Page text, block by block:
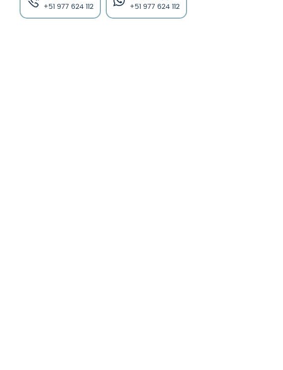
+51 977 624 112 +51 977 624 112